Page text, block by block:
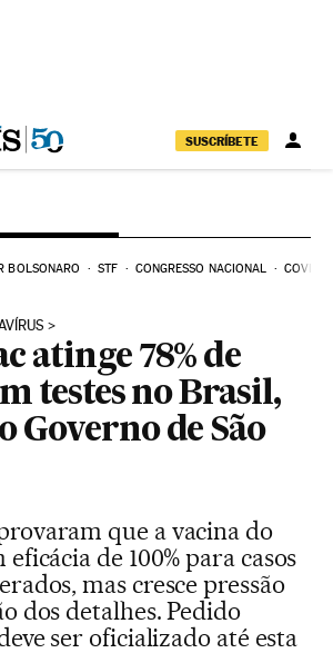
SUSCRÍBETE
BOLSONARO STF CONGRESSO NACIONAL COVID-
atinge 78% de
testes no Brasil,
Governo de São
que a vacina do
de 100% para casos
mas cresce pressão
dos detalhes. Pedido
ser oficializado até esta